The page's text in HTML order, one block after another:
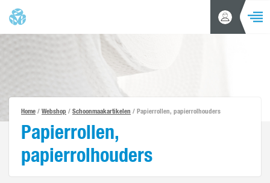
Acties en aanbiedingen
Inloggen
/
Home / Webshop / Schoonmaakartikelen / Papierrollen, papierrolhouders
Papierrollen,
papierrolhouders